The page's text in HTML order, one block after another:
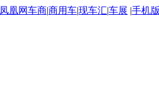
凤凰网车商|商用车|现车汇|车展 |手机